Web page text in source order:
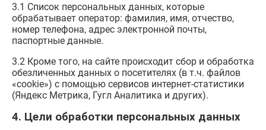
3.1 Список персональных данных, которые
обрабатывает оператор: фамилия, имя, отчество,
номер телефона, адрес электронной почты,
паспортные данные.
3.2 Кроме того, на сайте происходит сбор и обработка
обезличенных данных о посетителях (в т.ч. файлов
«cookie») с помощью сервисов интернет-статистики
(Яндекс Метрика, Гугл Аналитика и других).
4. Цели обработки персональных данных